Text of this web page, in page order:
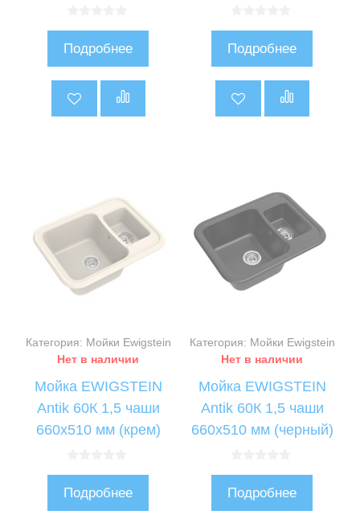
0
з
Подробнее
0
з
Подробнее
Категория: Мойки Ewigstein
Нет в наличии
Мойка EWIGSTEIN
Antik 60К 1,5 чаши
660х510 мм (крем)
Подробнее
Категория: Мойки Ewigstein
Нет в наличии
Мойка EWIGSTEIN
Antik 60К 1,5 чаши
660х510 мм (черный)
Подробнее